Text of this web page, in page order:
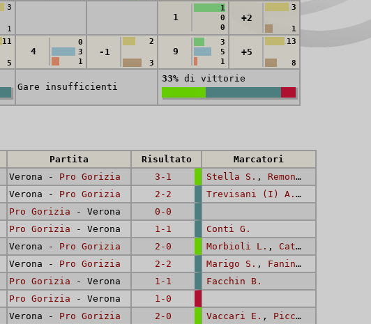
3
1
1
1
0
0
+2
3
1
11
5
4
0
3
1
-1
2
3
9
3
5
1
+5
13
8
Gare insufficienti
33% di vittorie
Partita Risultato
Marcatori
Verona - Pro Gorizia 3-1 Stella S. , Remondini L.
Verona - Pro Gorizia 2-2 Trevisani (I) A.
,
Pro Gorizia - Verona
0-0
Pro Gorizia - Verona 1-1
Conti G.
Verona - Pro Gorizia 2-0 Morbioli L. , Cattaneo L.
Verona - Pro Gorizia 2-2 Marigo S. , Fanin D.
Pro Gorizia - Verona 1-1
Facchin B.
Pro Gorizia - Verona
1-0
Verona - Pro Gorizia 2-0 Vaccari E. , Piccioli A.